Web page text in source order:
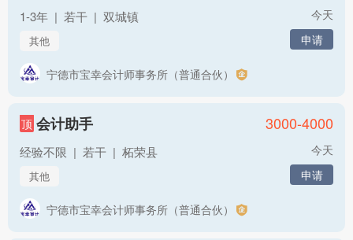
1-3年 | 若干 | 双城镇
其他
宁德市宝幸会计师事务所（普通合伙）
今天
申请
顶 会计助手
经验不限 | 若干 | 柘荣县
其他
宁德市宝幸会计师事务所（普通合伙）
3000-4000
今天
申请